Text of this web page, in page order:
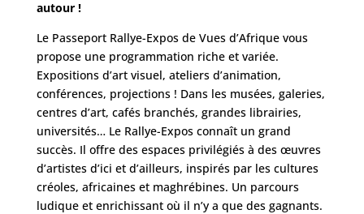
autour !
Le Passeport Rallye-Expos de Vues d’Afrique vous
propose une programmation riche et variée.
Expositions d’art visuel, ateliers d’animation,
conférences, projections ! Dans les musées, galeries,
centres d’art, cafés branchés, grandes librairies,
universités… Le Rallye-Expos connaît un grand
succès. Il offre des espaces privilégiés à des œuvres
d’artistes d’ici et d’ailleurs, inspirés par les cultures
créoles, africaines et maghrébines. Un parcours
ludique et enrichissant où il n’y a que des gagnants.